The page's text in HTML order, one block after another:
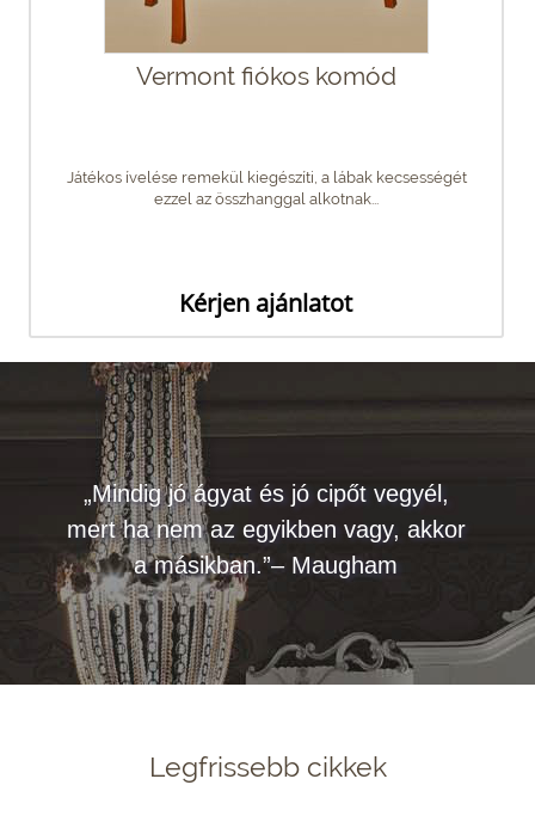
Vermont fiókos komód
Játékos ívelése remekül kiegészíti, a lábak kecsességét
ezzel az összhanggal alkotnak...
Kérjen ajánlatot
„Mindig jó ágyat és jó cipőt vegyél,
mert ha nem az egyikben vagy, akkor
a másikban.”– Maugham
Legfrissebb cikkek